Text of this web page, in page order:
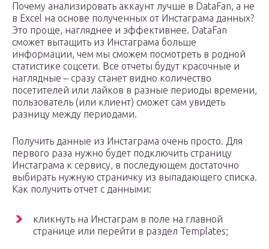
Почему анализировать аккаунт лучше в DataFan, а не
в Excel на основе полученных от Инстаграма данных?
Это проще, нагляднее и эффективнее. DataFan
сможет вытащить из Инстаграма больше
информации, чем мы сможем посмотреть в родной
статистике соцсети. Все отчеты будут красочные и
наглядные – сразу станет видно количество
посетителей или лайков в разные периоды времени,
пользователь (или клиент) сможет сам увидеть
разницу между периодами.
Получить данные из Инстаграма очень просто. Для
первого раза нужно будет подключить страницу
Инстаграма к сервису, в последующем достаточно
выбирать нужную страничку из выпадающего списка.
Как получить отчет с данными:
кликнуть на Инстаграм в поле на главной
странице или перейти в раздел Templates;